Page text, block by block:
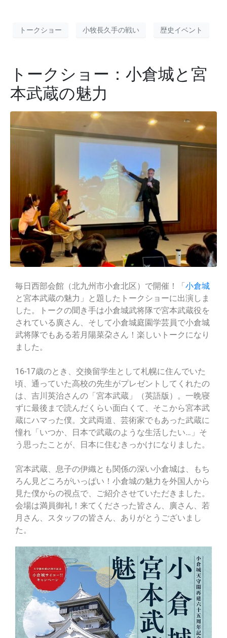
トークショー 小牧長久手の戦い 歴史イベント
トークショー：小倉城と宮
本武蔵の魅力
毎日西部会館（北九州市小倉北区）で開催！「小倉城
と宮本武蔵の魅力」と題したトークショーに出演しま
した。トークの聞き手は小倉城武将隊で宮本武蔵役を
されている廣さん、そして小倉城庭園学芸員で小倉城
武将隊でもある若月陽菜朶さん！楽しいトークになり
ました。
16-17歳のとき、交換留学生として札幌に住んでいた
頃、通っていた高校の先生がプレゼントしてくれたの
は、吉川英治さんの「宮本武蔵」（英語版）。一晩寝
ずに最後まで読んだくらい面白くて、そこから宮本武
蔵にハマった僕。文武両道、芸術家でもあった武蔵に
憧れ「いつか、日本で武蔵のような生活したい…」そ
う思ったことが、日本に住むきっかけになりました。
宮本武蔵、息子の伊織とも関係の深い小倉城は、もち
ろん見どころがいっぱい！小倉城の魅力を外国人から
見た僕からの視点で、ご紹介させていただきました。
会場は満員御礼！来てくださった皆さん、廣さん、若
月さん、スタッフの皆さん、ありがとうございまし
た。